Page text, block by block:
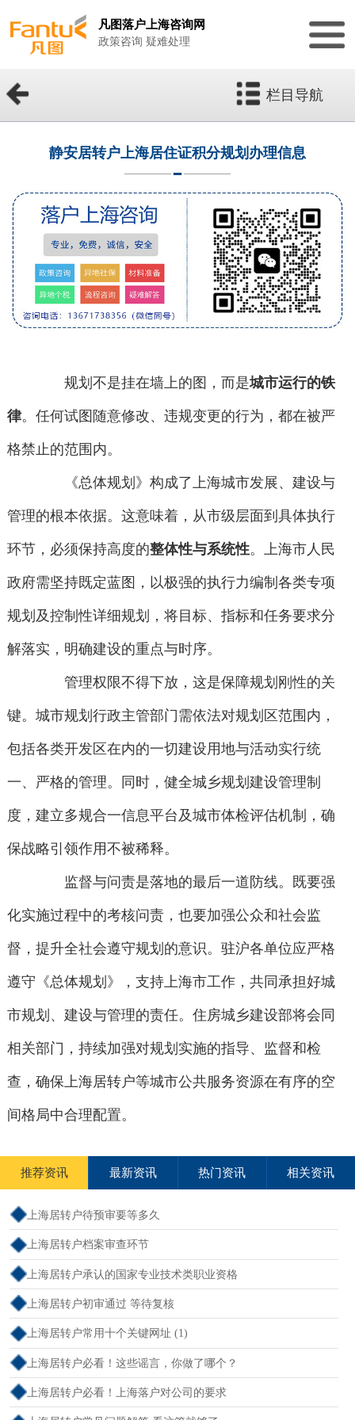
凡图落户上海咨询网
政策咨询 疑难处理
栏目导航
静安居转户上海居住证积分规划办理信息
规划不是挂在墙上的图，而是城市运行的铁
律。任何试图随意修改、违规变更的行为，都在被严
格禁止的范围内。
《总体规划》构成了上海城市发展、建设与
管理的根本依据。这意味着，从市级层面到具体执行
环节，必须保持高度的整体性与系统性。上海市人民
政府需坚持既定蓝图，以极强的执行力编制各类专项
规划及控制性详细规划，将目标、指标和任务要求分
解落实，明确建设的重点与时序。
管理权限不得下放，这是保障规划刚性的关
键。城市规划行政主管部门需依法对规划区范围内，
包括各类开发区在内的一切建设用地与活动实行统
一、严格的管理。同时，健全城乡规划建设管理制
度，建立多规合一信息平台及城市体检评估机制，确
保战略引领作用不被稀释。
监督与问责是落地的最后一道防线。既要强
化实施过程中的考核问责，也要加强公众和社会监
督，提升全社会遵守规划的意识。驻沪各单位应严格
遵守《总体规划》，支持上海市工作，共同承担好城
市规划、建设与管理的责任。住房城乡建设部将会同
相关部门，持续加强对规划实施的指导、监督和检
查，确保上海居转户等城市公共服务资源在有序的空
间格局中合理配置。
推荐资讯 最新资讯 热门资讯 相关资讯
上海居转户待预审要等多久
上海居转户档案审查环节
上海居转户承认的国家专业技术类职业资格
上海居转户初审通过 等待复核
上海居转户常用十个关键网址 (1)
上海居转户必看！这些谣言，你做了哪个？
上海居转户必看！上海落户对公司的要求